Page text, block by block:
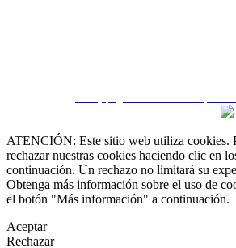
ATENCIÓN: Este sitio web utiliza cookies.
rechazar nuestras cookies haciendo clic en
continuación. Un rechazo no limitará su
Obtenga más información sobre el uso de
el botón "Más información" a continuación.
Aceptar
Rechazar